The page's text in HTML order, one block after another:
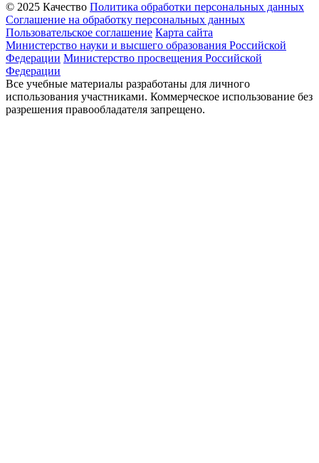
© 2025 Качество Политика обработки персональных данных
Соглашение на обработку персональных данных
Пользовательское соглашение Карта сайта
Министерство науки и высшего образования Российской
Федерации Министерство просвещения Российской
Федерации
Все учебные материалы разработаны для личного
использования участниками. Коммерческое использование без
разрешения правообладателя запрещено.